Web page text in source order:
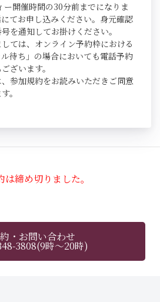
開催時間の30分前までになりま
てお申し込みください。身元確認
を通知してお掛けください。
ては、オンライン予約枠における
待ち」の場合においても電話予約
ざいます。
参加規約をお読みいただきご同意
。
締め切りました。
・お問い合わせ
3808(9時～20時)